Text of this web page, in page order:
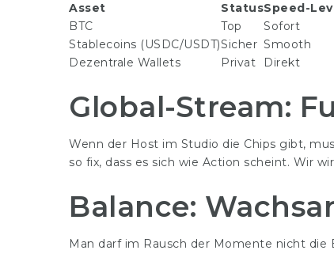
Asset StatusSpeed-
BTC
Top Sofort
Stablecoins (USDC/USDT)Sicher Smooth
Dezentrale Wallets
Privat Direkt
Global-Stream:
Wenn der Host im Studio die Chips gibt,
so fix, dass es sich wie Action scheint. Wir
Balance:
Man darf im Rausch der Momente nicht die